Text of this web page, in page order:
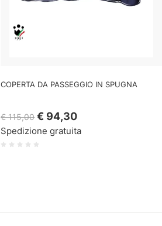
COPERTA DA PASSEGGIO IN SPUGNA
€ 115,00 € 94,30
Spedizione gratuita